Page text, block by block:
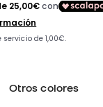
Otros colores